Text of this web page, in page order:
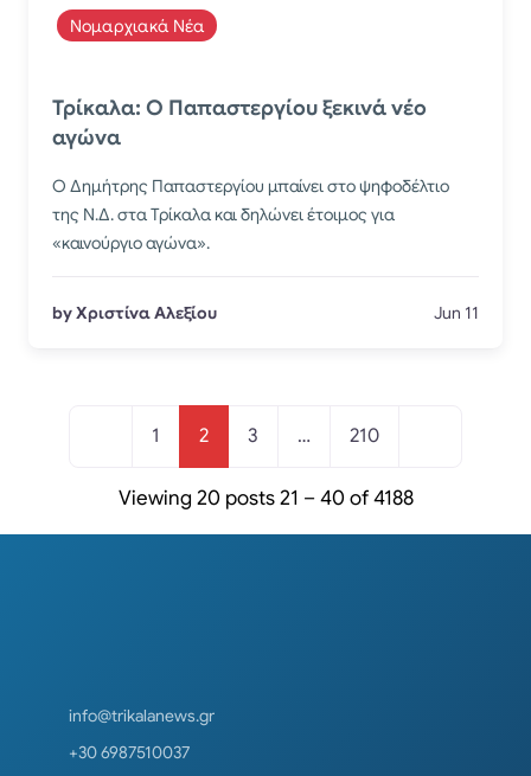
Νομαρχιακά Νέα
Τρίκαλα: Ο Παπαστεργίου ξεκινά νέο
αγώνα
Ο Δημήτρης Παπαστεργίου μπαίνει στο ψηφοδέλτιο
της Ν.Δ. στα Τρίκαλα και δηλώνει έτοιμος για
«καινούργιο αγώνα».
by Χριστίνα Αλεξίου Jun 11
1 2 3 … 210
Viewing 20 posts 21 – 40 of 4188
info@trikalanews.gr
+30 6987510037